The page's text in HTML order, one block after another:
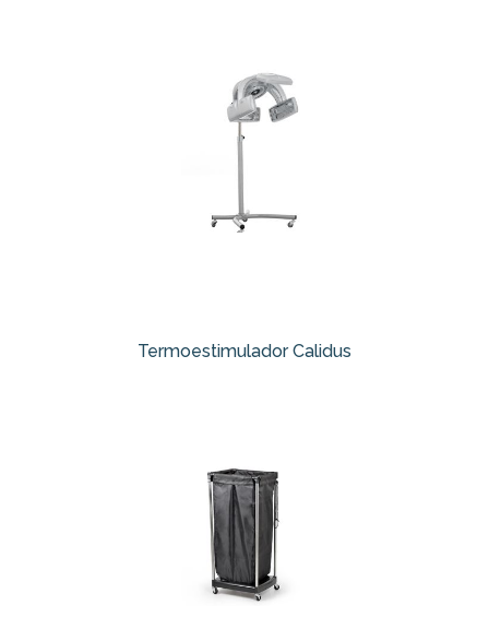
Termoestimulador Calidus